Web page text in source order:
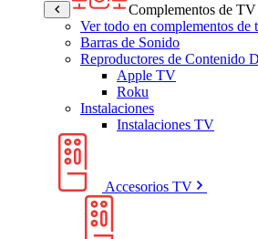
Complementos de TV
Ver todo en complementos de
Barras de Sonido
Reproductores de Contenido
Apple TV
Roku
Instalaciones
Instalaciones TV
Accesorios TV